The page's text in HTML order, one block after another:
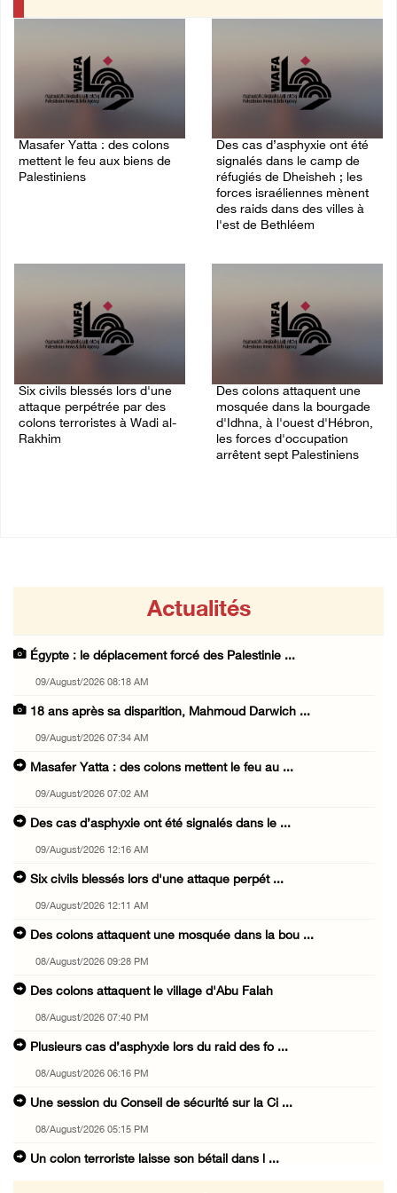
Masafer Yatta : des colons
mettent le feu aux biens de
Palestiniens
Des cas d’asphyxie ont été
signalés dans le camp de
réfugiés de Dheisheh ; les
forces israéliennes mènent
des raids dans des villes à
l'est de Bethléem
Six civils blessés lors d'une
attaque perpétrée par des
colons terroristes à Wadi al-
Rakhim
Des colons attaquent une
mosquée dans la bourgade
d'Idhna, à l'ouest d'Hébron,
les forces d'occupation
arrêtent sept Palestiniens
Actualités
Égypte : le déplacement forcé des Palestinie ...
09/August/2026 08:18 AM
18 ans après sa disparition, Mahmoud Darwich ...
09/August/2026 07:34 AM
Masafer Yatta : des colons mettent le feu au ...
09/August/2026 07:02 AM
Des cas d’asphyxie ont été signalés dans le ...
09/August/2026 12:16 AM
Six civils blessés lors d'une attaque perpét ...
09/August/2026 12:11 AM
Des colons attaquent une mosquée dans la bou ...
08/August/2026 09:28 PM
Des colons attaquent le village d'Abu Falah
08/August/2026 07:40 PM
Plusieurs cas d’asphyxie lors du raid des fo ...
08/August/2026 06:16 PM
Une session du Conseil de sécurité sur la Ci ...
08/August/2026 05:15 PM
Un colon terroriste laisse son bétail dans l ...